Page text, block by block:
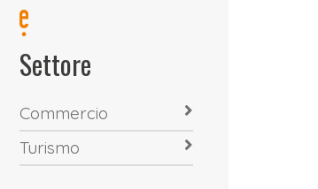
Settore
Commercio
Turismo